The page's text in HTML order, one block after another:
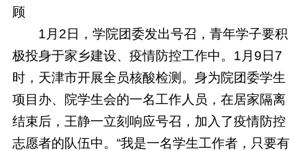
顾
1月2日，学院团委发出号召，青年学子要积
极投身于家乡建设、疫情防控工作中。1月9日7
时，天津市开展全员核酸检测。身为院团委学生
项目办、院学生会的一名工作人员，在居家隔离
结束后，王静一立刻响应号召，加入了疫情防控
志愿者的队伍中。“我是一名学生工作者，只要有